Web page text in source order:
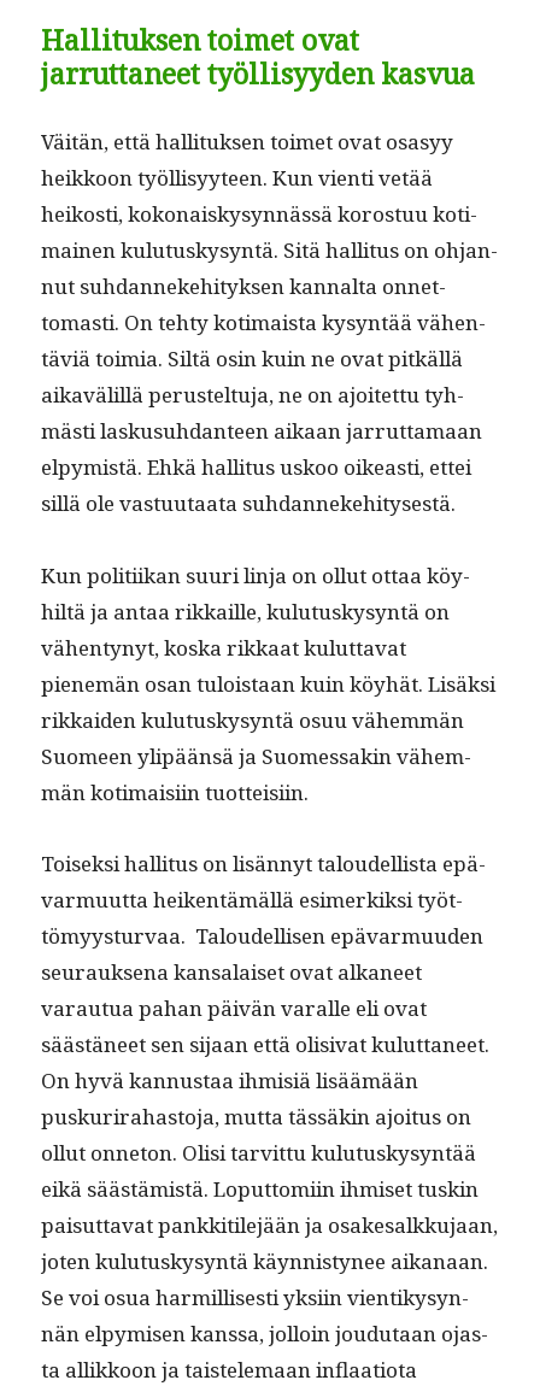
Hallituksen toimet ovat
jarruttaneet työllisyyden kasvua
Väitän, että hal­li­tuk­sen toimet ovat osasyy
heikkoon työl­lisyy­teen. Kun vien­ti vetää
heikosti, kokon­aiskysyn­nässä koros­tuu koti­
mainen kulu­tuskysyn­tä. Sitä hal­li­tus on ohjan­
nut suh­dan­neke­hi­tyk­sen kannal­ta onnet­
tomasti. On tehty koti­maista kysyn­tää vähen­
täviä toimia. Siltä osin kuin ne ovat pitkäl­lä
aikavälil­lä perustel­tu­ja, ne on ajoitet­tu tyh­
mästi laskusuh­dan­teen aikaan jar­rut­ta­maan
elpymistä. Ehkä hal­li­tus uskoo oikeasti, ettei
sil­lä ole vas­tu­u­taa­ta suhdannekehitysestä.
Kun poli­ti­ikan suuri lin­ja on ollut ottaa köy­
hiltä ja antaa rikkaille, kulu­tuskysyn­tä on
vähen­tynyt, kos­ka rikkaat kulut­ta­vat
pienemän osan tulois­taan kuin köy­hät. Lisäk­si
rikkaiden kulu­tuskysyn­tä osuu vähem­män
Suomeen ylipään­sä ja Suomes­sakin vähem­
män koti­maisi­in tuotteisiin.
Toisek­si hal­li­tus on lisän­nyt taloudel­lista epä­
var­muut­ta heiken­tämäl­lä esimerkik­si työt­
tömyys­tur­vaa. Taloudel­lisen epä­var­muu­den
seu­rauk­se­na kansalaiset ovat alka­neet
varautua pahan päivän var­alle eli ovat
säästäneet sen sijaan että oli­si­vat kulut­ta­neet.
On hyvä kan­nus­taa ihmisiä lisäämään
puskuri­ra­has­to­ja, mut­ta tässäkin ajoi­tus on
ollut onneton. Olisi tarvit­tu kulu­tuskysyn­tää
eikä säästämistä. Lop­ut­tomi­in ihmiset tuskin
paisut­ta­vat pankki­tile­jään ja osake­salkku­jaan,
joten kulu­tuskysyn­tä käyn­nistynee aikanaan.
Se voi osua harmil­lis­es­ti yksi­in vien­tikysyn­
nän elpymisen kanssa, jol­loin joudu­taan ojas­
ta allikkoon ja tais­tele­maan inflaa­tio­ta